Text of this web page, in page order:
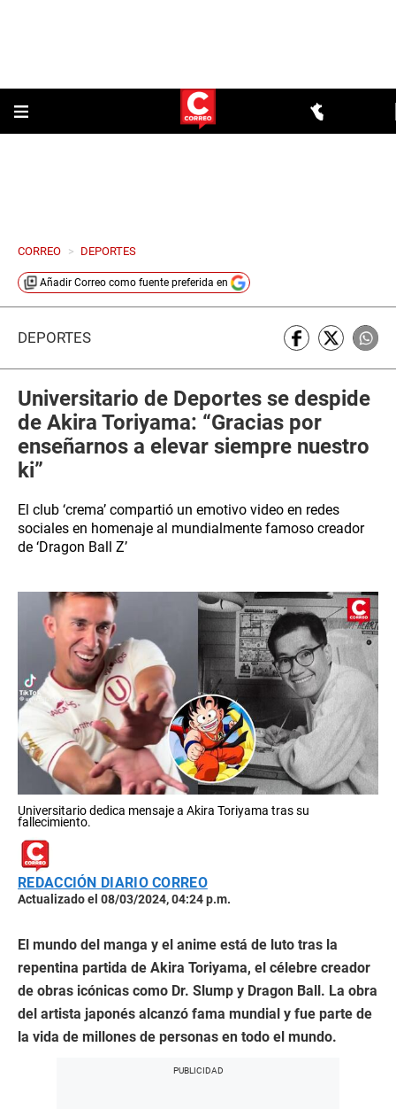
CORREO > DEPORTES
Añadir Correo como fuente preferida en
DEPORTES
Universitario de Deportes se despide
de Akira Toriyama: “Gracias por
enseñarnos a elevar siempre nuestro
ki”
El club ‘crema’ compartió un emotivo video en redes
sociales en homenaje al mundialmente famoso creador
de ‘Dragon Ball Z’
Universitario dedica mensaje a Akira Toriyama tras su
fallecimiento.
REDACCIÓN DIARIO CORREO
Actualizado el 08/03/2024, 04:24 p.m.
El mundo del manga y el anime está de luto tras la
repentina partida de Akira Toriyama, el célebre creador
de obras icónicas como Dr. Slump y Dragon Ball. La obra
del artista japonés alcanzó fama mundial y fue parte de
la vida de millones de personas en todo el mundo.